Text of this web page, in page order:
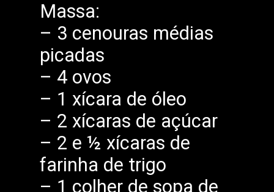
Massa:
– 3 cenouras médias
picadas
– 4 ovos
– 1 xícara de óleo
– 2 xícaras de açúcar
– 2 e ½ xícaras de
farinha de trigo
– 1 colher de sopa de